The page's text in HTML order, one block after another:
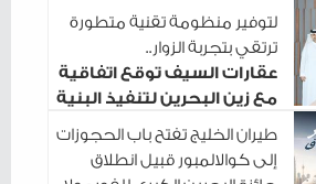
لتوفير منظومة تقنية متطورة
ترتقي بتجربة الزوار..
عقارات السيف توقع اتفاقية
مع زين البحرين لتنفيذ البنية
طيران الخليج تفتح باب الحجوزات
إلى كوالالمبور قبيل انطلاق